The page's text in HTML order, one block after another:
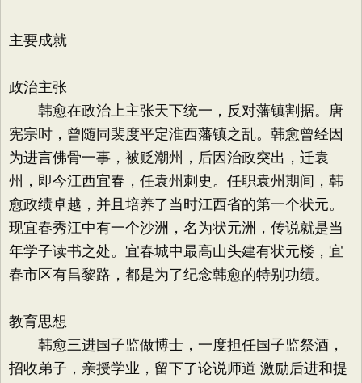
主要成就
政治主张
韩愈在政治上主张天下统一，反对藩镇割据。唐
宪宗时，曾随同裴度平定淮西藩镇之乱。韩愈曾经因
为进言佛骨一事，被贬潮州，后因治政突出，迁袁
州，即今江西宜春，任袁州刺史。任职袁州期间，韩
愈政绩卓越，并且培养了当时江西省的第一个状元。
现宜春秀江中有一个沙洲，名为状元洲，传说就是当
年学子读书之处。宜春城中最高山头建有状元楼，宜
春市区有昌黎路，都是为了纪念韩愈的特别功绩。
教育思想
韩愈三进国子监做博士，一度担任国子监祭酒，
招收弟子，亲授学业，留下了论说师道 激励后进和提